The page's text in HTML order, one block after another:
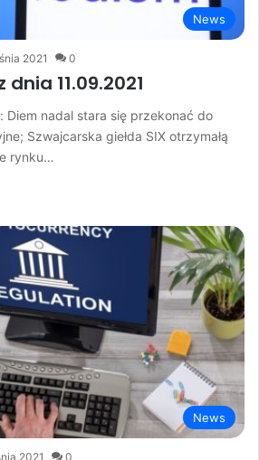
News
2021 0
11.09.2021
Diem nadal stara się przekonać do
Szwajcarska giełda SIX otrzymałą
rynku…
News
2021 0